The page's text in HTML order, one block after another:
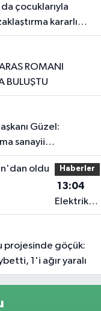
kararlı
BULUŞTU
sanayii
güçlü şekilde
Haberler
13:04
Elektrik
akımına
oldu
1'i ağır yaralı